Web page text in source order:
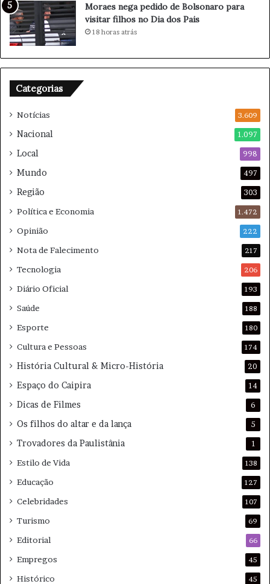
h
o
m
a
q
i
a
d
r
Moraes nega pedido de Bolsonaro para
visitar filhos no Dia dos Pais
18 horas atrás
Categorias
Notícias 3.609
Nacional 1.097
Local 998
Mundo 497
Região 303
Política e Economia 1.472
Opinião 222
Nota de Falecimento 217
Tecnologia 206
Diário Oficial 193
Saúde 188
Esporte 180
Cultura e Pessoas 174
História Cultural & Micro-História 20
Espaço do Caipira 14
Dicas de Filmes 6
Os filhos do altar e da lança 5
Trovadores da Paulistânia 1
Estilo de Vida 138
Educação 127
Celebridades 107
Turismo 69
Editorial 66
Empregos 45
Histórico 45